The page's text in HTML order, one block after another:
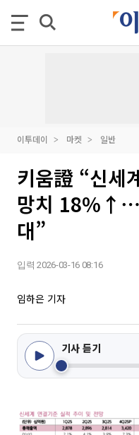
이투데이 마켓 일반
키움證 “신세
망치 18%↑⋯
대”
입력 2026-03-16 08:16
임하은 기자
기사 듣기